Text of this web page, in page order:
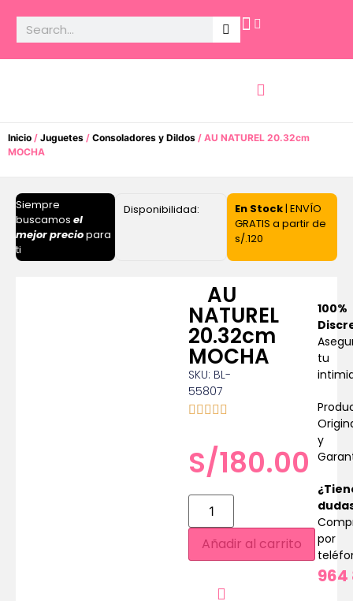
Inicio / Juguetes / Consoladores y Dildos / AU NATUREL 20.32cm
MOCHA
Siempre
buscamos el
mejor preciopara
ti
Disponibilidad: En Stock| ENVÍO
GRATIS a partir de
s/.120
AU
NATUREL
20.32cm
MOCHA
SKU: BL-
55807
S/180.00
Añadir al carrito
100%
tu
y
por
964